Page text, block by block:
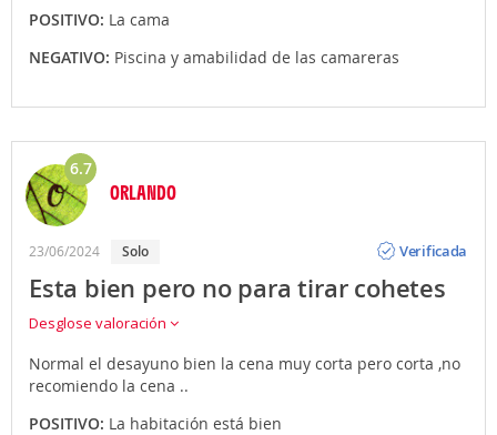
POSITIVO: La cama
NEGATIVO: Piscina y amabilidad de las camareras
6.7
ORLANDO
23/06/2024 solo
Verificada
Esta bien pero no para tirar cohetes
Desglose valoración
Normal el desayuno bien la cena muy corta pero corta ,no
recomiendo la cena ..
POSITIVO: La habitación está bien